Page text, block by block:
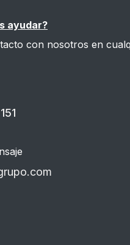
ayudar?
con nosotros en